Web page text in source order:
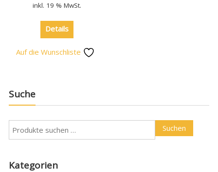
inkl. 19 % MwSt.
Details
Auf die Wunschliste
Suche
Suchen
Kategorien